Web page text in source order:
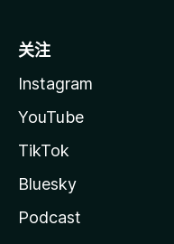
关注
Instagram
YouTube
TikTok
Bluesky
Podcast